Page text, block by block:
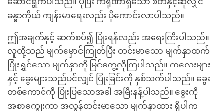
ခန္ဓာကိုယ် ကျန်းမာရေးလည်း ပိုကောင်းလာပါသည်။
ဤအချက်နှင့် ဆက်စပ်၍ ပြုံးရန်လည်း အရေးကြီးပါသည်။
လူတို့သည် မျက်မှောင်ကြုတ်ပြီး တင်းမာသော မျက်နှာထက်
ပြုံးရွှင်သော မျက်နှာကို မြင်တွေ့လိုကြပါသည်။ ကလေးများ
နှင့် ခွေးများသည်ပင်လျှင် ပြုံးခြင်းကို နှစ်သက်ပါသည်။ ခွေး
တစ်ကောင်ကို ပြုံးပြသောအခါ အမြီးနန့်ပါသည်။ ခွေးကို
အစာကျွေးကာ အလွန်တင်းမာသော မျက်နှာထား ရှိပါက